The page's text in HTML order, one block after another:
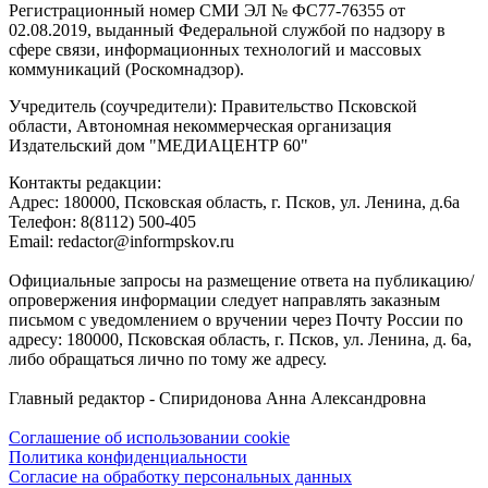
Регистрационный номер СМИ ЭЛ № ФС77-76355 от
02.08.2019, выданный Федеральной службой по надзору в
сфере связи, информационных технологий и массовых
коммуникаций (Роскомнадзор).
Учредитель (соучредители): Правительство Псковской
области, Автономная некоммерческая организация
Издательский дом "МЕДИАЦЕНТР 60"
Контакты редакции:
Адреc: 180000, Псковская область, г. Псков, ул. Ленина, д.6а
Телефон: 8(8112) 500-405
Email: redactor@informpskov.ru
Официальные запросы на размещение ответа на публикацию/
опровержения информации следует направлять заказным
письмом с уведомлением о вручении через Почту России по
адресу: 180000, Псковская область, г. Псков, ул. Ленина, д. 6а,
либо обращаться лично по тому же адресу.
Главный редактор - Спиридонова Анна Александровна
Соглашение об использовании cookie
Политика конфиденциальности
Согласие на обработку персональных данных